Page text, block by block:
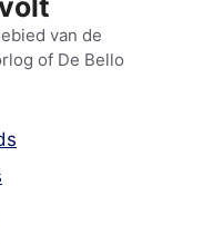
van de
of De Bello